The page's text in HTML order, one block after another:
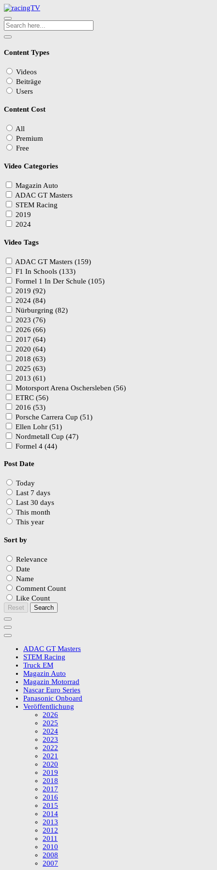
Content Types
Videos
Beiträge
Users
Content Cost
All
Premium
Free
Video Categories
Magazin Auto
ADAC GT Masters
STEM Racing
2019
2024
Video Tags
ADAC GT Masters (159)
F1 In Schools (133)
Formel 1 In Der Schule (105)
2019 (92)
2024 (84)
Nürburgring (82)
2023 (76)
2026 (66)
2017 (64)
2020 (64)
2018 (63)
2025 (63)
2013 (61)
Motorsport Arena Oschersleben (56)
ETRC (56)
2016 (53)
Porsche Carrera Cup (51)
Ellen Lohr (51)
Nordmetall Cup (47)
Formel 4 (44)
Post Date
Today
Last 7 days
Last 30 days
This month
This year
Sort by
Relevance
Date
Name
Comment Count
Like Count
Reset Search
ADAC GT Masters
STEM Racing
Truck EM
Magazin Auto
Magazin Motorrad
Nascar Euro Series
Panasonic Onboard
Veröffentlichung
2026
2025
2024
2023
2022
2021
2020
2019
2018
2017
2016
2015
2014
2013
2012
2011
2010
2008
2007